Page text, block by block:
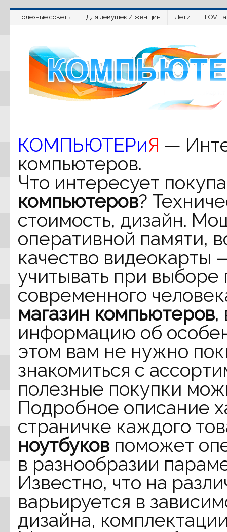
Полезные советы Для девушек / женщин Дети LOVE
КОМПЬЮТЕРиЯ —
компьютеров.
Что интересует
компьютеров?
стоимость, дизайн.
оперативной памяти,
качество видеокарты
учитывать при
современного
магазин компьютеров,
информацию об
этом вам не нужно
знакомиться с
полезные покупки
Подробное описание
страничке каждого
ноутбуковпоможет
в разнообразии
Известно, что на
варьируется в
дизайна,